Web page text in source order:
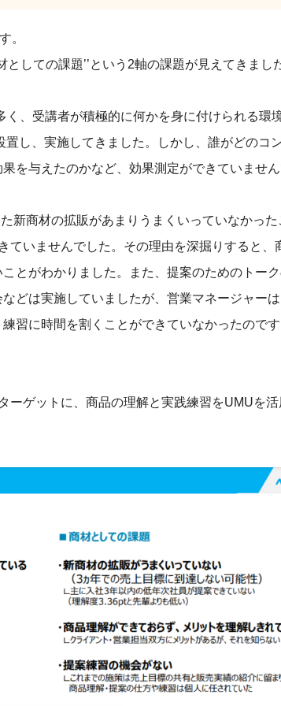
。
としての課題’’という2軸の課題が見えてきまし
、受講者が積極的に何かを身に付けられる環
し、実施してきました。しかし、誰がどのコ
を与えたのかなど、効果測定ができていません
新商材の拡販があまりうまくいっていなかった
ていませんでした。その理由を深掘りすると、
とがわかりました。また、提案のためのトー
どは実施していましたが、営業マネージャー
習に時間を割くことができていなかったので
ーゲットに、商品の理解と実践練習をUMUを